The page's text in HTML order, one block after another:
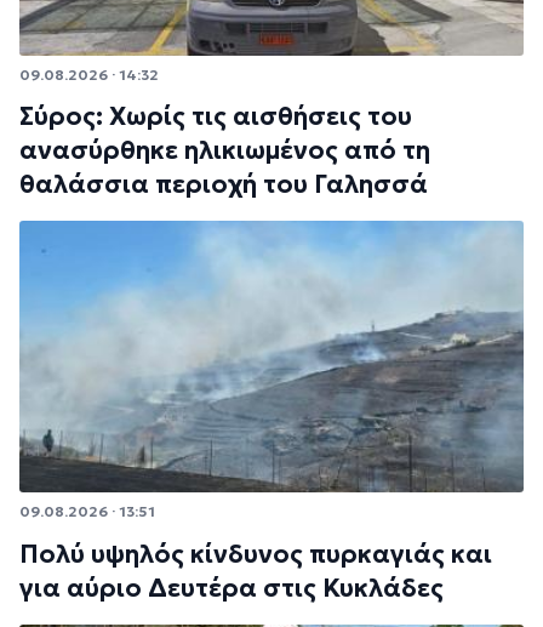
09.08.2026 · 14:32
Σύρος: Χωρίς τις αισθήσεις του
ανασύρθηκε ηλικιωμένος από τη
θαλάσσια περιοχή του Γαλησσά
09.08.2026 · 13:51
Πολύ υψηλός κίνδυνος πυρκαγιάς και
για αύριο Δευτέρα στις Κυκλάδες